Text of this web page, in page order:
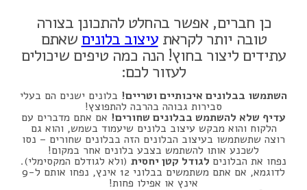
כן חברים, אפשר בהחלט להתכונן בצורה
טובה יותר לקראתעיצוב בלונים שאתם
עתידים ליצור בחוץ! הנה כמה טיפים שיכולים
לעזור לכם:
השתמשו בבלונים איכותיים וטריים! בלונים ישנים הם בעלי
סבירות גבוהה בהרבה להתפוצץ!
עדיף שלא להשתמש בבלונים שחורים! אם אתם מדברים עם
הלקוח והוא מבקש עיצוב בלונים שיעמוד בשמש, והוא גם
רוצה שתשתמשו בעיצוב הבלונים הזה בבלונים שחורים – נסו
לשכנע אותו להשתמש בצבע בלונים אחר במקום!
נפחו את הבלונים לגודל קטן יחסית (ולא לגודלם המקסימלי).
לדוגמא, אם אתם משתמשים בבלוני 12 אינץ, נפחו אותם ל-9
אינץ או אפילו פחות!